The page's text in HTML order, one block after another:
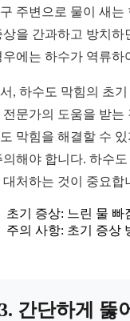
주변으로 물이 새는
상을 간과하고 방치하
우에는 하수가 역류하
, 하수도 막힘의 초
전문가의 도움을 받는
막힘을 해결할 수
의해야 합니다. 하수
대처하는 것이 중요합
초기 증상: 느린 물 빠
주의 사항: 초기 증상
간단하게 뚫